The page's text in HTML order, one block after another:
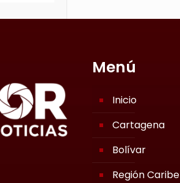
Menú
Inicio
Cartagena
Bolívar
Región Caribe